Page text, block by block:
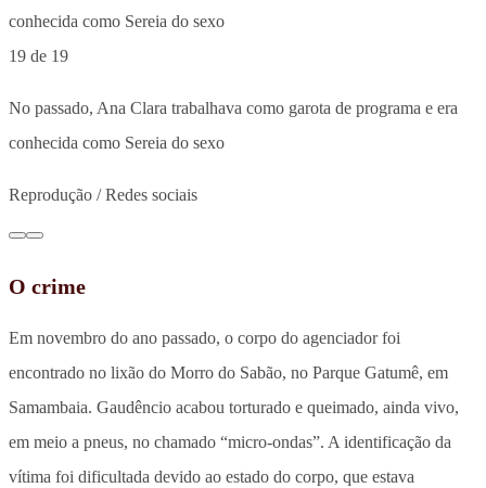
19 de 19
No passado, Ana Clara trabalhava como garota de programa e era
conhecida como Sereia do sexo
Reprodução / Redes sociais
O crime
Em novembro do ano passado, o corpo do agenciador foi
encontrado no lixão do Morro do Sabão, no Parque Gatumê, em
Samambaia. Gaudêncio acabou torturado e queimado, ainda vivo,
em meio a pneus, no chamado “micro-ondas”. A identificação da
vítima foi dificultada devido ao estado do corpo, que estava